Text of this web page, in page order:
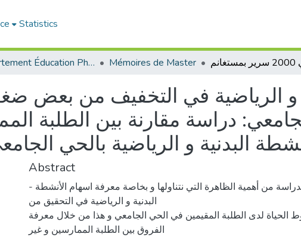
Statistics
Département Éducation Physique et Sportive (EPS) Mémoires de Master
و الرياضية في التخفيف من بعض
دراسة مقارنة بين الطلبة
البدنية و الرياضية بالحي الجامعي 2000 سرير
Abstract
- تنبع أهمية الدراسة من أهمية الظاهرة التي نتناولها و بخاصة معرفة اسهام الأنشطة
البدنية و الرياضية في التحقيق من
لدى الطلبة المقيمين في الحي الجامعي و هذا من خلال معرفة
الفروق بين الطلبة الممارسين و غير